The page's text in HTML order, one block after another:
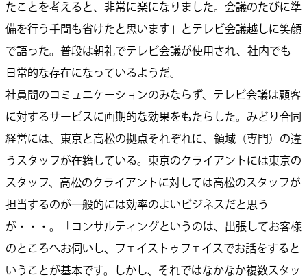
たことを考えると、非常に楽になりました。会議のたびに準
備を行う手間も省けたと思います」とテレビ会議越しに笑顔
で語った。普段は朝礼でテレビ会議が使用され、社内でも
日常的な存在になっているようだ。
社員間のコミュニケーションのみならず、テレビ会議は顧客
に対するサービスに画期的な効果をもたらした。みどり合同
経営には、東京と高松の拠点それぞれに、領域（専門）の違
うスタッフが在籍している。東京のクライアントには東京の
スタッフ、高松のクライアントに対しては高松のスタッフが
担当するのが一般的には効率のよいビジネスだと思う
が・・・。「コンサルティングというのは、出張してお客様
のところへお伺いし、フェイストゥフェイスでお話をすると
いうことが基本です。しかし、それではなかなか複数スタッ